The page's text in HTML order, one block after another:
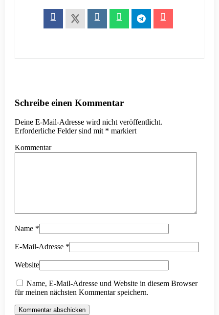
Schreibe einen Kommentar
Deine E-Mail-Adresse wird nicht veröffentlicht.
Erforderliche Felder sind mit * markiert
Kommentar
Name *
E-Mail-Adresse *
Website
Name, E-Mail-Adresse und Website in diesem Browser
für meinen nächsten Kommentar speichern.
Kommentar abschicken